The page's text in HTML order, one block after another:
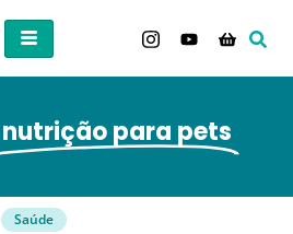
nutrição para pets
Saúde